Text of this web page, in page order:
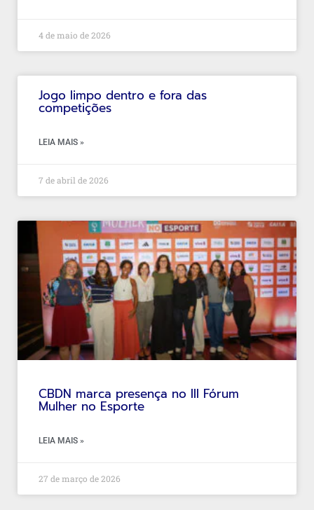
4 de maio de 2026
Jogo limpo dentro e fora das
competições
LEIA MAIS »
7 de abril de 2026
CBDN marca presença no III Fórum
Mulher no Esporte
LEIA MAIS »
27 de março de 2026